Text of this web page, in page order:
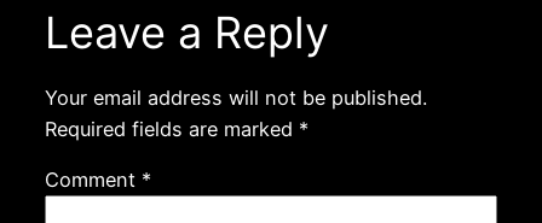
Leave a Reply
Your email address will not be published.
Required fields are marked *
Comment *